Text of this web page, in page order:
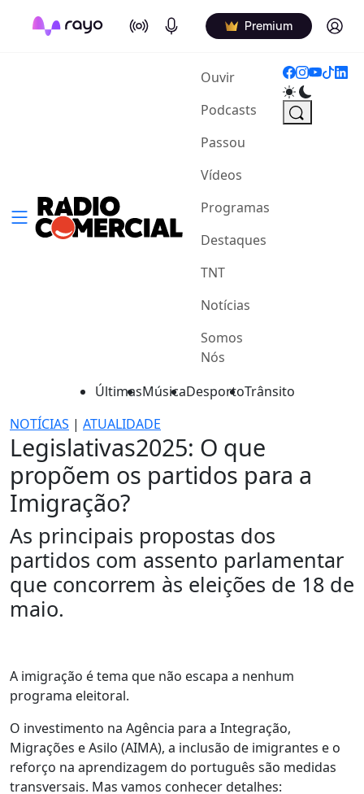
On Air Podcasts Premium Log in
Ouvir(current)
Podcasts
Passou
Vídeos
Programas
Destaques
TNT
Notícias
Somos
Nós
ÚltimasMúsicaDesportoTrânsito
NOTÍCIAS | ATUALIDADE
Legislativas2025: O que
propõem os partidos para a
Imigração?
As principais propostas dos
partidos com assento parlamentar
que concorrem às eleições de 18 de
maio.
A imigração é tema que não escapa a nenhum
programa eleitoral.
O investimento na Agência para a Integração,
Migrações e Asilo (AIMA), a inclusão de imigrantes e o
reforço na aprendizagem do português são medidas
transversais. Mas vamos conhecer detalhes: